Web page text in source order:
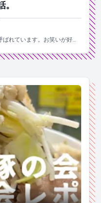
。
ばれています。お笑いが好